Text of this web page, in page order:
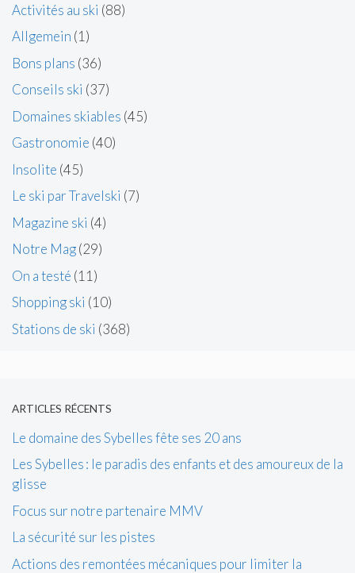
Activités au ski (88)
Allgemein (1)
Bons plans (36)
Conseils ski (37)
Domaines skiables (45)
Gastronomie (40)
Insolite (45)
Le ski par Travelski (7)
Magazine ski (4)
Notre Mag(29)
On a testé (11)
Shopping ski (10)
Stations de ski (368)
ARTICLES RÉCENTS
Le domaine des Sybelles fête ses 20 ans
Les Sybelles : le paradis des enfants et des amoureux de la
glisse
Focus sur notre partenaire MMV
La sécurité sur les pistes
Actions des remontées mécaniques pour limiter la